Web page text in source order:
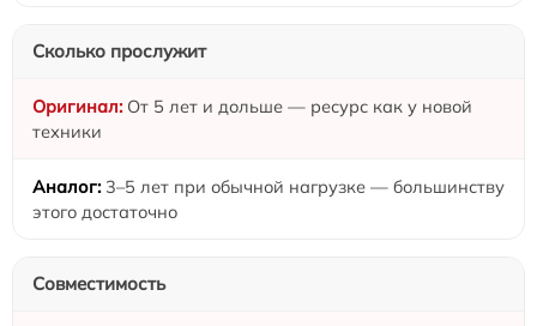
Сколько прослужит
От 5 лет и дольше — ресурс как у новой
техники
3–5 лет при обычной нагрузке — большинству
этого достаточно
Совместимость